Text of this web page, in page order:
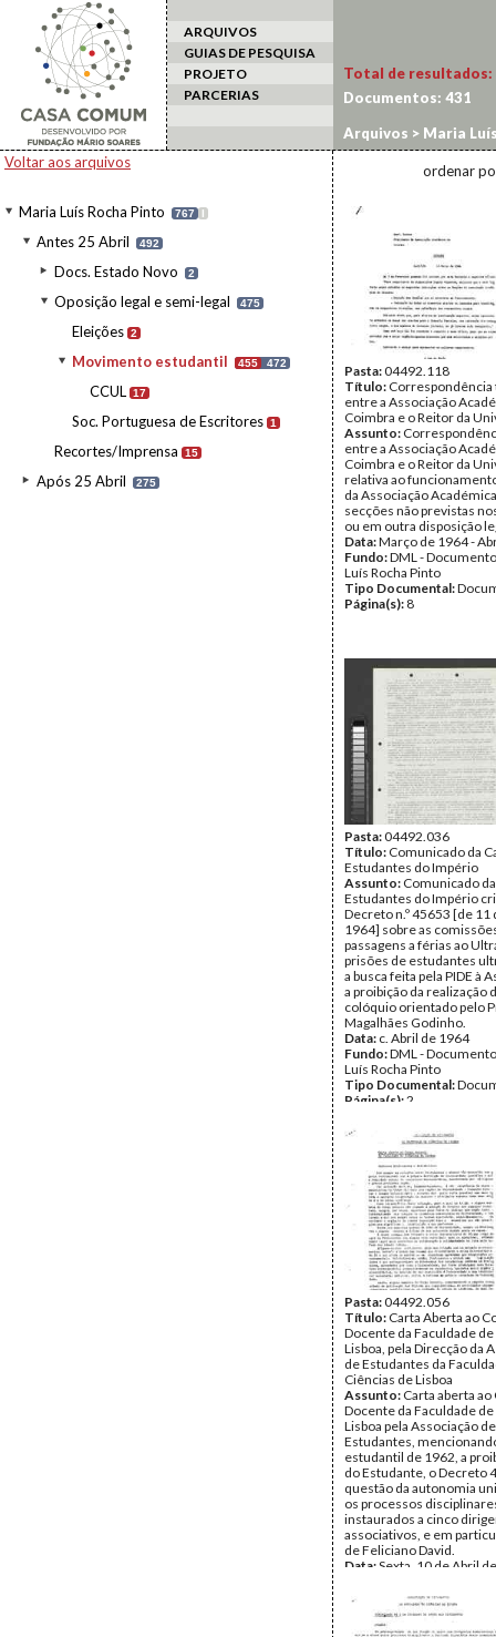
ARQUIVOS
GUIAS DE PESQUISA
PROJETO
PARCERIAS
Voltar aos arquivos
Maria Luís Rocha Pinto 767 I
Antes 25 Abril 492
Docs. Estado Novo 2
Oposição legal e semi-legal 475
Eleições 2
Movimento estudantil 455 472
CCUL 17
Soc. Portuguesa de Escritores 1
Recortes/Imprensa 15
Após 25 Abril 275
Total de resultados:
Documentos: 431
Arquivos > Maria
ordenar
Pasta:04492.118
Título: Correspondência
entre a Associação
Coimbra e o Reitor da
Assunto:
entre a Associação
Coimbra e o Reitor da
relativa ao
da Associação
secções não previstas
ou em outra disposição
Data:Março de 1964 -
Fundo:DML -
Luís Rocha Pinto
Tipo Documental:
Página(s): 8
Pasta:04492.036
Título: Comunicado da
Estudantes do Império
Assunto: Comunicado
Estudantes do Império
Decreto n.º 45653 [de 11
1964] sobre as
passagens a férias ao
prisões de estudantes
a busca feita pela PIDE à
a proibição da realização
colóquio orientado pelo
Magalhães Godinho.
Data: c. Abril de 1964
Fundo:DML -
Luís Rocha Pinto
Tipo Documental:
Página(s):2
Pasta:04492.056
Título: Carta Aberta ao
Docente da Faculdade
Lisboa, pela Direcção da
de Estudantes da
Ciências de Lisboa
Assunto: Carta aberta ao
Docente da Faculdade
Lisboa pela Associação de
Estudantes,
estudantil de 1962, a
do Estudante, o Decreto
questão da autonomia
os processos
instaurados a cinco
associativos, e em
de Feliciano David.
Data: Sexta, 10 de Abril
Luís Rocha Pinto
Tipo Documental:
Página(s): 5